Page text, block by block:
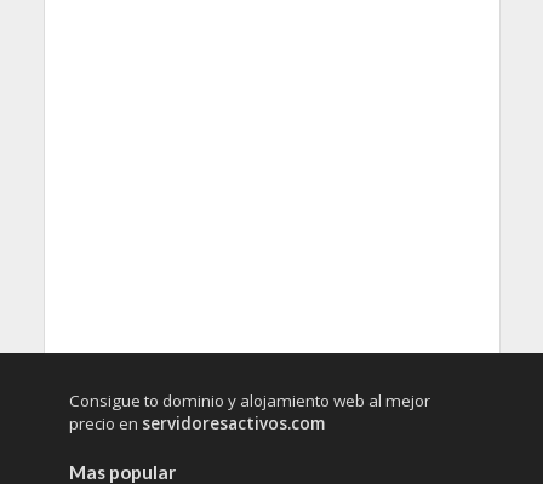
Consigue to dominio y alojamiento web al mejor
precio en servidoresactivos.com
Mas popular